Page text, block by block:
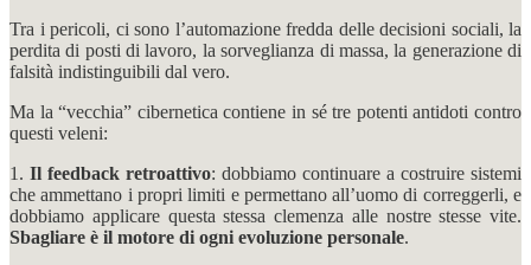
Tra i pericoli, ci sono l’automazione fredda delle decisioni sociali, la
perdita di posti di lavoro, la sorveglianza di massa, la generazione di
falsità indistinguibili dal vero.
Ma la “vecchia” cibernetica contiene in sé tre potenti antidoti contro
questi veleni:
1. Il feedback retroattivo: dobbiamo continuare a costruire sistemi
che ammettano i propri limiti e permettano all’uomo di correggerli, e
dobbiamo applicare questa stessa clemenza alle nostre stesse vite.
Sbagliare è il motore di ogni evoluzione personale.